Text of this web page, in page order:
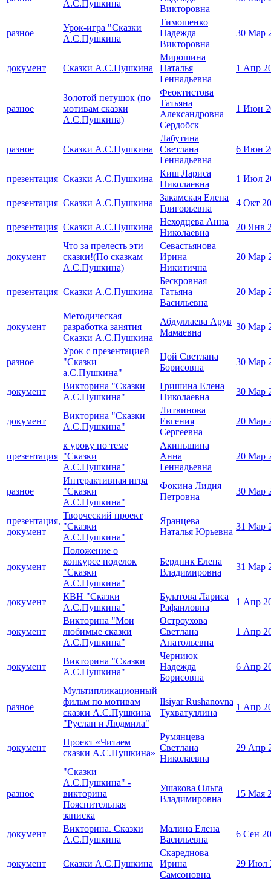
А.С.Пушкина
Викторовна
разное
Урок-игра "Сказки
А.С.Пушкина
Тимошенко
Надежда
Викторовна
30 Мар
документ Сказки А.С.Пушкина
Мирошина
Наталья
Геннадьевна
1 Апр
разное
Золотой петушок (по
мотивам сказки
А.С.Пушкина)
Феоктистова
Татьяна
Александровна
Сердобск
1 Июн
разное Сказки А.С.Пушкина
Лабутина
Светлана
Геннадьевна
6 Июн
презентация Сказки А.С.Пушкина
Киш Лариса
Николаевна
1 Июл
презентация Сказки А.С.Пушкина
Закамская Елена
Григорьевна
4 Окт
презентация Сказки А.С.Пушкина
Неходцева Анна
Николаевна
20 Янв
документ
Что за прелесть эти
сказки!(По сказкам
А.С.Пушкина)
Севастьянова
Ирина
Никитична
20 Мар
презентация Сказки А.С.Пушкина
Бескровная
Татьяна
Васильевна
20 Мар
документ
Методическая
разработка занятия
Сказки А.С.Пушкина
Абдуллаева Арув
Мамаевна
30 Мар
разное
Урок с презентацией
"Сказки
а.С.Пушкина"
Цой Светлана
Борисовна
30 Мар
документ
Викторина "Сказки
А.С.Пушкина"
Гришина Елена
Николаевна
30 Мар
документ
Викторина "Сказки
А.С.Пушкина"
Литвинова
Евгения
Сергеевна
20 Мар
презентация
к уроку по теме
"Сказки
А.С.Пушкина"
Акиньшина
Анна
Геннадьевна
20 Мар
разное
Интерактивная игра
"Сказки
А.С.Пушкина"
Фокина Лидия
Петровна
30 Мар
презентация,
документ
Творческий проект
"Сказки
А.С.Пушкина"
Яранцева
Наталья Юрьевна
31 Мар
документ
Положение о
конкурсе поделок
"Сказки
А.С.Пушкина"
Бердник Елена
Владимировна
31 Мар
документ
КВН "Сказки
А.С.Пушкина"
Булатова Лариса
Рафаиловна
1 Апр
документ
Викторина "Мои
любимые сказки
А.С.Пушкина"
Остроухова
Светлана
Анатольевна
1 Апр
документ
Викторина "Сказки
А.С.Пушкина"
Черниюк
Надежда
Борисовна
6 Апр
разное
Мультипликационный
фильм по мотивам
сказки А.С.Пушкина
"Руслан и Людмила"
Ilsiyar Rushanovna
Тухватуллина
1 Апр
документ
Проект «Читаем
сказки А.С.Пушкина»
Румянцева
Светлана
Николаевна
29 Апр
разное
"Сказки
А.С.Пушкина" -
викторина
Пояснительная
записка
Ушакова Ольга
Владимировна
15 Мая
документ
Викторина. Сказки
А.С.Пушкина
Малина Елена
Васильевна
6 Сен
документ Сказки А.С.Пушкина
Скареднова
Ирина
Самсоновна
29 Июл